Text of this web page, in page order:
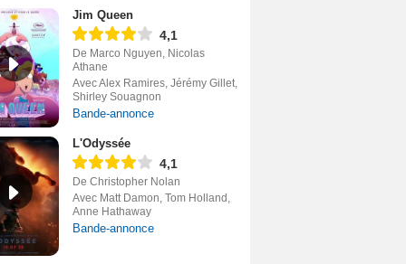
Jim Queen
4,1
De Marco Nguyen, Nicolas
Athane
Avec Alex Ramires, Jérémy Gillet,
Shirley Souagnon
Bande-annonce
L'Odyssée
4,1
De Christopher Nolan
Avec Matt Damon, Tom Holland,
Anne Hathaway
Bande-annonce